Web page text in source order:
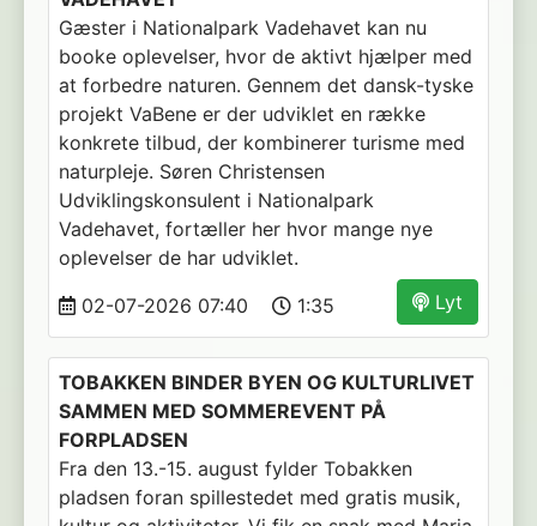
Gæster i Nationalpark Vadehavet kan nu
booke oplevelser, hvor de aktivt hjælper med
at forbedre naturen. Gennem det dansk-tyske
projekt VaBene er der udviklet en række
konkrete tilbud, der kombinerer turisme med
naturpleje. Søren Christensen
Udviklingskonsulent i Nationalpark
Vadehavet, fortæller her hvor mange nye
oplevelser de har udviklet.
Lyt
02-07-2026 07:40 1:35
TOBAKKEN BINDER BYEN OG KULTURLIVET
SAMMEN MED SOMMEREVENT PÅ
FORPLADSEN
Fra den 13.-15. august fylder Tobakken
pladsen foran spillestedet med gratis musik,